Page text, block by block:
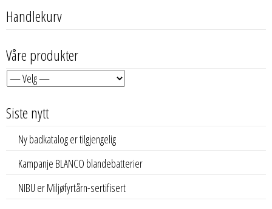
Handlekurv
Våre produkter
Siste nytt
Ny badkatalog er tilgjengelig
Kampanje BLANCO blandebatterier
NIBU er Miljøfyrtårn-sertifisert